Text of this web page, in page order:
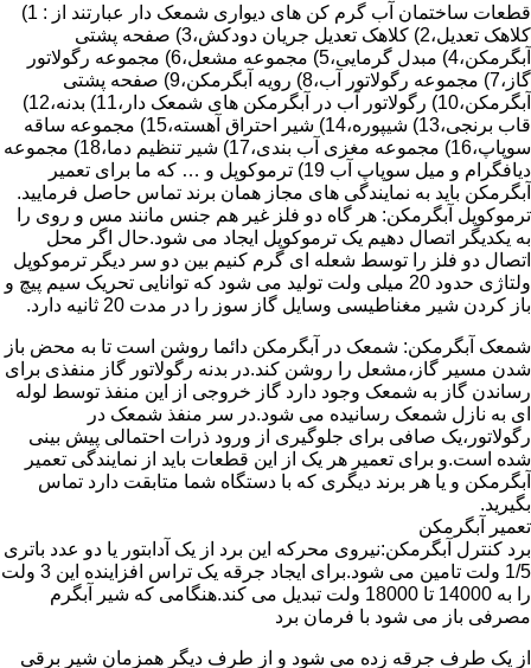
قطعات ساختمان آب گرم کن های دیواری شمعک دار عبارتند از : 1)
کلاهک تعدیل،2) کلاهک تعدیل جریان دودکش،3) صفحه پشتی
آبگرمکن،4) مبدل گرمایی،5) مجموعه مشعل،6) مجموعه رگولاتور
گاز،7) مجموعه رگولاتور آب،8) رویه آبگرمکن،9) صفحه پشتی
آبگرمکن،10) رگولاتور آب در آبگرمکن های شمعک دار،11) بدنه،12)
قاب برنجی،13) شیپوره،14) شیر احتراق آهسته،15) مجموعه ساقه
سوپاپ،16) مجموعه مغزی آب بندی،17) شیر تنظیم دما،18) مجموعه
دیافگرام و میل سوپاپ آب 19) ترموکوپل و … که ما برای تعمیر
آبگرمکن باید به نمایندگی های مجاز همان برند تماس حاصل فرمایید.
ترموکوپل آبگرمکن: هر گاه دو فلز غیر هم جنس مانند مس و روی را
به یکدیگر اتصال دهیم یک ترموکوپل ایجاد می شود.حال اگر محل
اتصال دو فلز را توسط شعله ای گرم کنیم بین دو سر دیگر ترموکوپل
ولتاژی حدود 20 میلی ولت تولید می شود که توانایی تحریک سیم پیچ و
باز کردن شیر مغناطیسی وسایل گاز سوز را در مدت 20 ثانیه دارد.
شمعک آبگرمکن: شمعک در آبگرمکن دائما روشن است تا به محض باز
شدن مسیر گاز،مشعل را روشن کند.در بدنه رگولاتور گاز منفذی برای
رساندن گاز به شمعک وجود دارد گاز خروجی از این منفذ توسط لوله
ای به نازل شمعک رسانیده می شود.در سر منفذ شمعک در
رگولاتور،یک صافی برای جلوگیری از ورود ذرات احتمالی پیش بینی
شده است.و برای تعمیر هر یک از این قطعات باید از نمایندگی تعمیر
آبگرمکن و یا هر برند دیگری که با دستگاه شما متابقت دارد تماس
بگیرید.
تعمیر آبگرمکن
برد کنترل آبگرمکن:نیروی محرکه این برد از یک آدابتور یا دو عدد باتری
1/5 ولت تامین می شود.برای ایجاد جرقه یک تراس افزاینده این 3 ولت
را به 14000 تا 18000 ولت تبدیل می کند.هنگامی که شیر آبگرم
مصرفی باز می شود با فرمان برد
از یک طرف جرقه زده می شود و از طرف دیگر همزمان شیر برقی